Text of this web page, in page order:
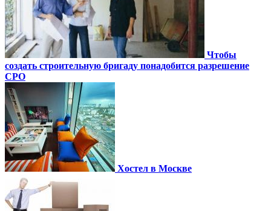
Чтобы
создать строительную бригаду понадобится разрешение
СРО
Хостел в Москве